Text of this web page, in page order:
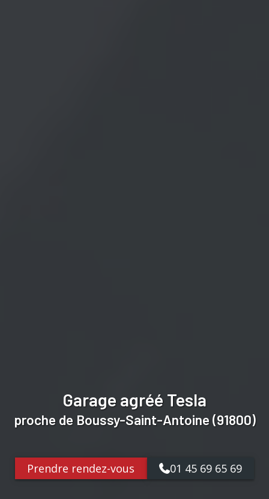
Garage agréé Tesla
proche de Boussy-Saint-Antoine (91800)
Prendre rendez-vous 01 45 69 65 69